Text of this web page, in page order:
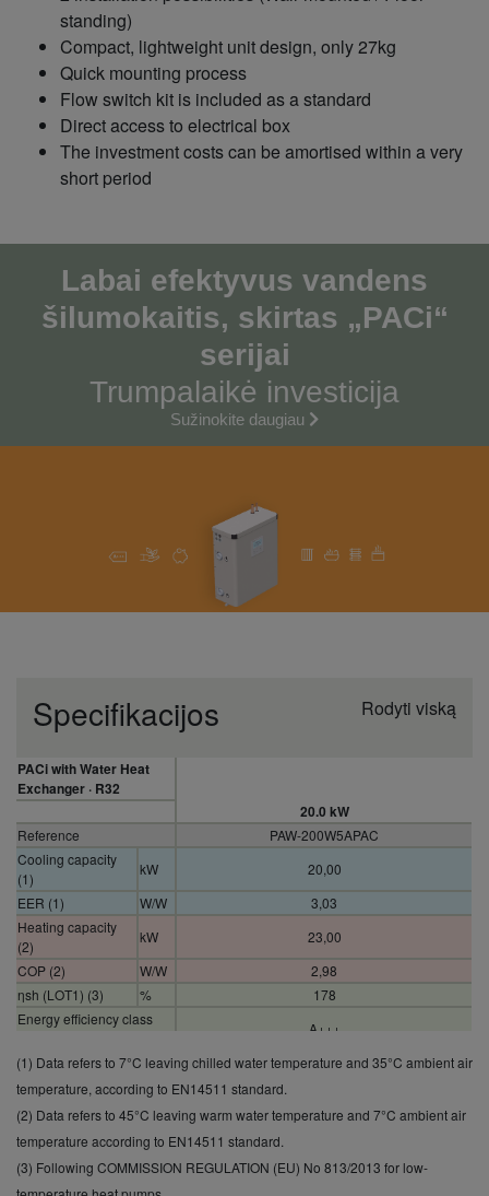
standing)
Compact, lightweight unit design, only 27kg
Quick mounting process
Flow switch kit is included as a standard
Direct access to electrical box
The investment costs can be amortised within a very
short period
Labai efektyvus vandens
šilumokaitis, skirtas „PACi“
serijai
Trumpalaikė investicija
Sužinokite daugiau
Specifikacijos Rodyti viską
PACi with Water Heat
Exchanger · R32
20.0 kW
Reference
PAW-200W5APAC
Cooling capacity
(1)
kW
20,00
EER (1)
W/W
3,03
Heating capacity
(2)
kW
23,00
COP (2)
W/W
2,98
ηsh (LOT1) (3)
%
178
Energy efficiency class
A+++
Dimension (Height) mm
550
Dimension (Width)
mm
Dimension (Depth) mm
205
Net weight
connector
Inch
Male Thread 1
(1) Data refers to 7°C leaving chilled water temperature and 35°C ambient air
temperature, according to EN14511 standard.
(2) Data refers to 45°C leaving warm water temperature and 7°C ambient air
temperature according to EN14511 standard.
(3) Following COMMISSION REGULATION (EU) No 813/2013 for low-